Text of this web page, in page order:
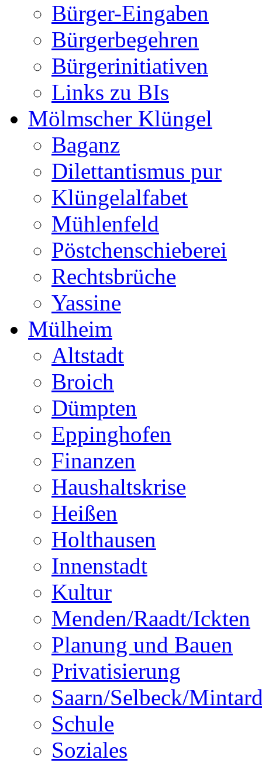
Bürger-Eingaben
Bürgerbegehren
Bürgerinitiativen
Links zu BIs
Mölmscher Klüngel
Baganz
Dilettantismus pur
Klüngelalfabet
Mühlenfeld
Pöstchenschieberei
Rechtsbrüche
Yassine
Mülheim
Altstadt
Broich
Dümpten
Eppinghofen
Finanzen
Haushaltskrise
Heißen
Holthausen
Innenstadt
Kultur
Menden/Raadt/Ickten
Planung und Bauen
Privatisierung
Saarn/Selbeck/
Schule
Soziales